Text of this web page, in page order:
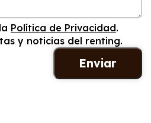
Política de Privacidad.
y noticias del renting.